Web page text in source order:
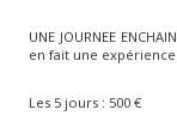
UNE JOURNEE
en fait une
Les 5 jours : 500 €